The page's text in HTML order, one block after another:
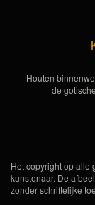
Houten
de
Het copyright op alle
kunstenaar. De
zonder schriftelijke